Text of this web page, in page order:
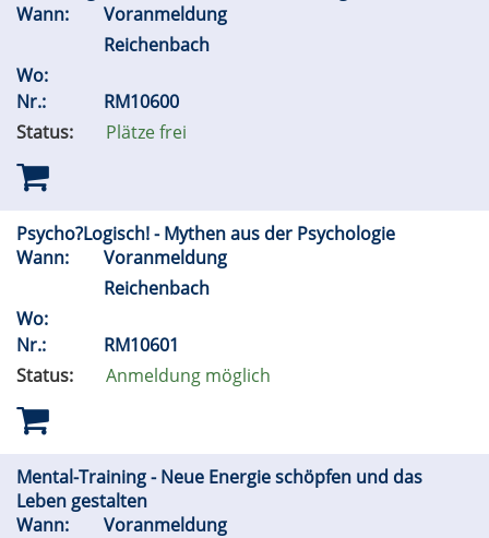
Wann:
Voranmeldung
Reichenbach
Wo:
Nr.:
RM10600
Status:
Plätze frei
Psycho?Logisch! - Mythen aus der Psychologie
Wann:
Voranmeldung
Reichenbach
Wo:
Nr.:
RM10601
Status:
Anmeldung möglich
Mental-Training - Neue Energie schöpfen und das
Leben gestalten
Wann:
Voranmeldung